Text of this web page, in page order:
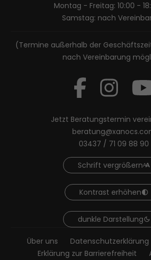
Montag - Freitag: 10:00 -
Samstag: nach
(Termine außerhalb der
nach Vereinbarung
Jetzt Beratungstermin
03437 / 71 09 88 90
Schrift vergrößern
Kontrast erhöhen
dunkle Darstellung
Über uns Datenschutzerklärung
Erklärung zur Barrierefreiheit